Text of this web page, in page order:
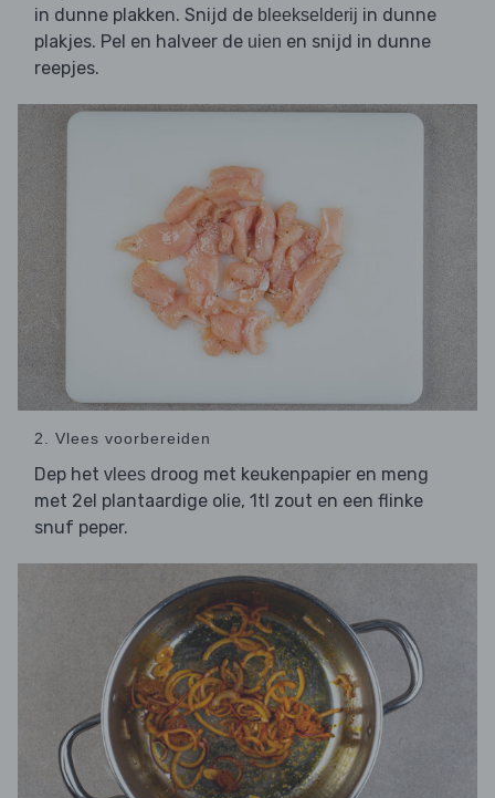
in dunne plakken. Snijd de bleekselderij in dunne
plakjes. Pel en halveer de uien en snijd in dunne
reepjes.
2. Vlees voorbereiden
Dep het vlees droog met keukenpapier en meng
met 2el plantaardige olie, 1tl zout en een flinke
snuf peper.